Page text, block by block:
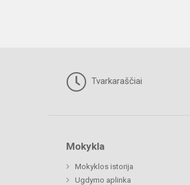
Tvarkaraščiai
Mokykla
Mokyklos istorija
Ugdymo aplinka